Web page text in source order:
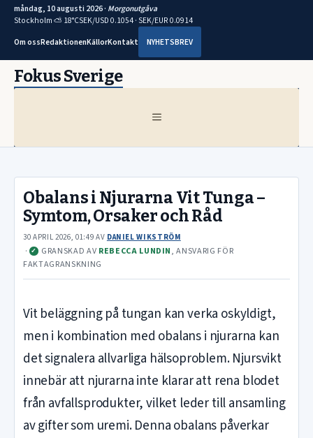
måndag, 10 augusti 2026 · Morgonutgåva
Stockholm ⛅ 18°CSEK/USD 0.1054 · SEK/EUR 0.0914
Om ossRedaktionenKällorKontakt NYHETSBREV
Hoppa
tillFokus Sverige
MENY
Obalans i Njurarna Vit Tunga –
Symtom, Orsaker och Råd
30 APRIL 2026, 01:49 AV DANIEL WIKSTRÖM
· ✓ GRANSKAD AV REBECCA LUNDIN, ANSVARIG FÖR
FAKTAGRANSKNING
Vit beläggning på tungan kan verka oskyldigt,
men i kombination med obalans i njurarna kan
det signalera allvarliga hälsoproblem. Njursvikt
innebär att njurarna inte klarar att rena blodet
från avfallsprodukter, vilket leder till ansamling
av gifter som uremi. Denna obalans påverkar